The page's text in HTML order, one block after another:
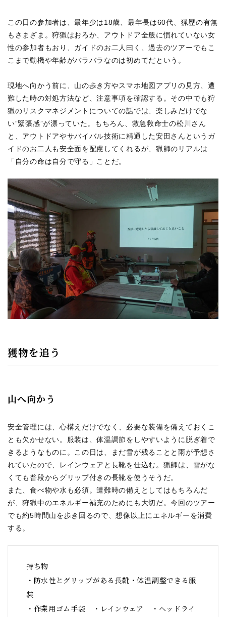
この日の参加者は、最年少は18歳、最年長は60代、猟歴の有無
もさまざま。狩猟はおろか、アウトドア全般に慣れていない女
性の参加者もおり、ガイドのお二人曰く、過去のツアーでもこ
こまで動機や年齢がバラバラなのは初めてだという。
現地へ向かう前に、山の歩き方やスマホ地図アプリの見方、遭
難した時の対処方法など、注意事項を確認する。その中でも狩
猟のリスクマネジメントについての話では、楽しみだけでな
い”緊張感”が漂っていた。もちろん、救急救命士の松川さん
と、アウトドアやサバイバル技術に精通した安田さんというガ
イドのお二人も安全面を配慮してくれるが、猟師のリアルは
「自分の命は自分で守る」ことだ。
獲物を追う
山へ向かう
安全管理には、心構えだけでなく、必要な装備を備えておくこ
とも欠かせない。服装は、体温調節をしやすいように脱ぎ着で
きるようなものに。この日は、まだ雪が残ることと雨が予想さ
れていたので、レインウェアと長靴を仕込む。猟師は、雪がな
くても普段からグリップ付きの長靴を使うそうだ。
また、食べ物や水も必須。遭難時の備えとしてはもちろんだ
が、狩猟中のエネルギー補充のためにも大切だ。今回のツアー
でも約5時間山を歩き回るので、想像以上にエネルギーを消費
する。
持ち物
・防水性とグリップがある長靴・体温調整できる服
装
・作業用ゴム手袋　・レインウェア　・ヘッドライ